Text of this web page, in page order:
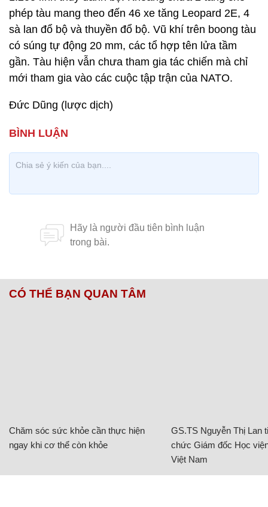
phép tàu mang theo đến 46 xe tăng Leopard 2E, 4
sà lan đổ bộ và thuyền đổ bộ. Vũ khí trên boong tàu
có súng tự động 20 mm, các tổ hợp tên lửa tầm
gần. Tàu hiện vẫn chưa tham gia tác chiến mà chỉ
mới tham gia vào các cuộc tập trận của NATO.
Đức Dũng (lược dịch)
CÓ THỂ BẠN QUAN TÂM
Chăm sóc sức khỏe cần thực hiện
ngay khi cơ thể còn khỏe
GS.TS Nguyễn Thị Lan
chức Giám đốc Học
Việt Nam